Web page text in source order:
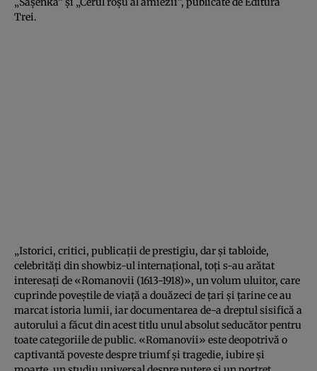
Trei.
„Istorici, critici, publicaţii de prestigiu, dar şi tabloide,
celebrităţi din showbiz-ul internaţional, toţi s-au arătat
interesaţi de «Romanovii (1613-1918)», un volum uluitor, care
cuprinde poveştile de viaţă a douăzeci de ţari şi ţarine ce au
marcat istoria lumii, iar documentarea de-a dreptul sisifică a
autorului a făcut din acest titlu unul absolut seducător pentru
toate categoriile de public. «Romanovii» este deopotrivă o
captivantă poveste despre triumf şi tragedie, iubire şi